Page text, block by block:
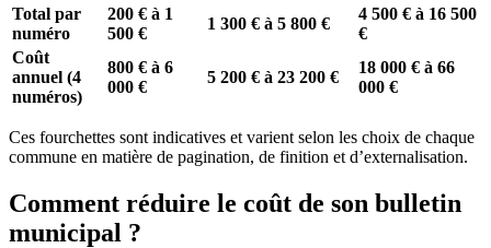
Total par
numéro
200 € à 1
500 €
1 300 € à 5 800 €
4 500 € à 16 500
€
Coût
annuel (4
numéros)
800 € à 6
000 €
5 200 € à 23 200 €
18 000 € à 66
000 €
Ces fourchettes sont indicatives et varient selon les choix de chaque
commune en matière de pagination, de finition et d’externalisation.
Comment réduire le coût de son bulletin
municipal ?